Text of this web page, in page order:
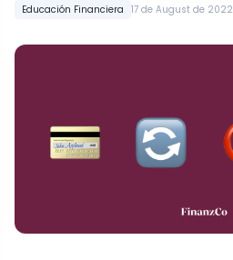
Educación Financiera 17 de August de 2022